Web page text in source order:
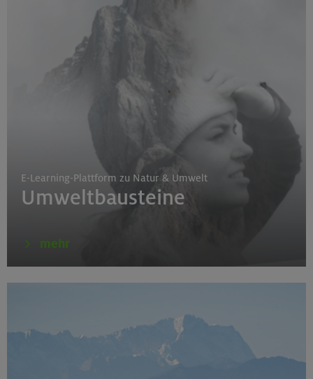
E-Learning-Plattform zu Natur & Umwelt
Umweltbausteine
mehr